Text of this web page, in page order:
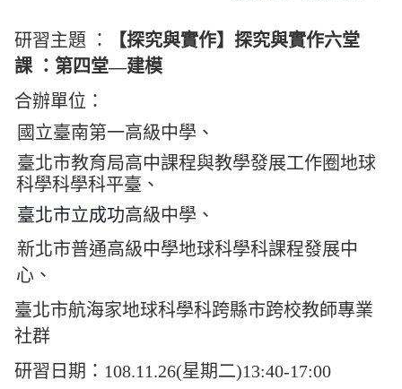
研習主題 ：
【探究與實作】探究與實作六堂
課 ：第四堂―建模
合辦單位：
國立臺南第一高級中學、
臺北市教育局高中課程與教學發展工作圈地球
科學科學科平臺、
臺北市立成功高級中學、
新北市普通高級中學地球科學科課程發展中
心、
臺北市航海家地球科學科跨縣市跨校教師專業
社群
研習日期：108.11.26(星期二)13:40-17:00